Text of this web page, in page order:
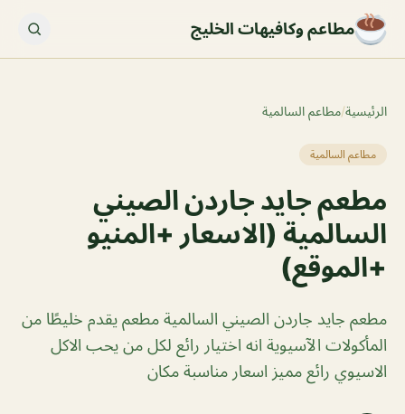
مطاعم وكافيهات الخليج
الرئيسية/مطاعم السالمية
مطاعم السالمية
مطعم جايد جاردن الصيني
السالمية (الاسعار +المنيو
+الموقع)
مطعم جايد جاردن الصيني السالمية مطعم يقدم خليطًا من
المأكولات الآسيوية انه اختيار رائع لكل من يحب الاكل
الاسيوي رائع مميز اسعار مناسبة مكان